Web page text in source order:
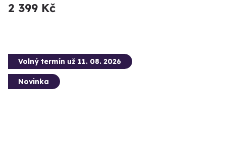
2 399 Kč
Volný termín už 11. 08. 2026
Novinka